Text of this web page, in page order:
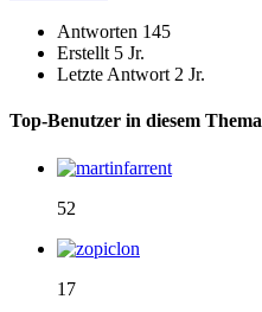
Antworten 145
Erstellt 5 Jr.
Letzte Antwort 2 Jr.
Top-Benutzer in diesem Thema
52
17